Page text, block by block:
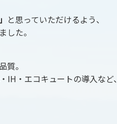
と思っていただけるよう、
した。
質。
・エコキュートの導入など、